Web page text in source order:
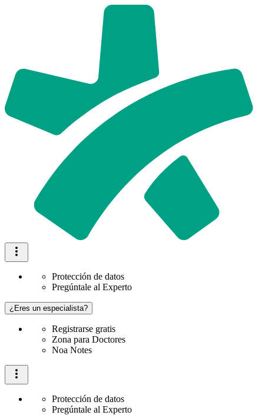
Protección de datos
Pregúntale al Experto
¿Eres un especialista?
Registrarse gratis
Zona para Doctores
Noa Notes
Protección de datos
Pregúntale al Experto